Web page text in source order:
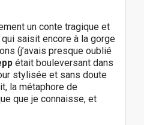
un conte tragique et
saisit encore à la gorge
(j’avais presque oublié
était bouleversant dans
stylisée et sans doute
la métaphore de
que je connaisse, et